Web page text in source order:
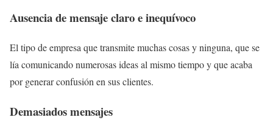
Ausencia de mensaje claro e inequívoco
El tipo de empresa que transmite muchas cosas y ninguna, que se
lía comunicando numerosas ideas al mismo tiempo y que acaba
por generar confusión en sus clientes.
Demasiados mensajes